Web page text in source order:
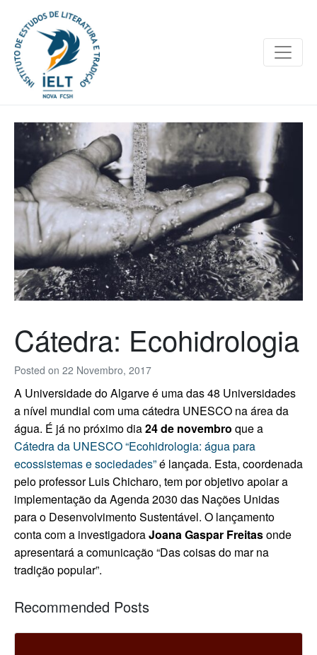
Posted on 22 Novembro, 2017
Cátedra: Ecohidrologia
A Universidade do Algarve é uma das 48 Universidades
a nível mundial com uma cátedra UNESCO na área da
água. É já no próximo dia24 de novembro que a
Cátedra da UNESCO “Ecohidrologia: água para
ecossistemas e sociedades”é lançada. Esta, coordenada
pelo professor Luis Chicharo, tem por objetivo apoiar a
implementação da Agenda 2030 das Nações Unidas
para o Desenvolvimento Sustentável. O lançamento
conta com a investigadoraJoana Gaspar Freitasonde
apresentará a comunicação “Das coisas do mar na
tradição popular”.
Recommended Posts